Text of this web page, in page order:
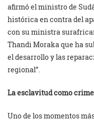
afirmó el ministro de
histórica en contra del
con su ministra
Thandi Moraka que ha
el desarrollo y las
regional”.
La esclavitud como
Uno de los momentos